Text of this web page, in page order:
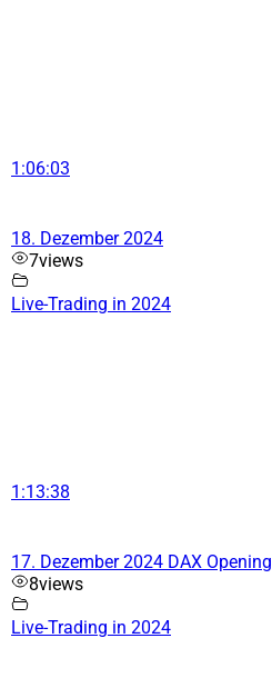
1:06:03
18. Dezember 2024
7views
Live-Trading in 2024
1:13:38
17. Dezember 2024 DAX Opening
8views
Live-Trading in 2024